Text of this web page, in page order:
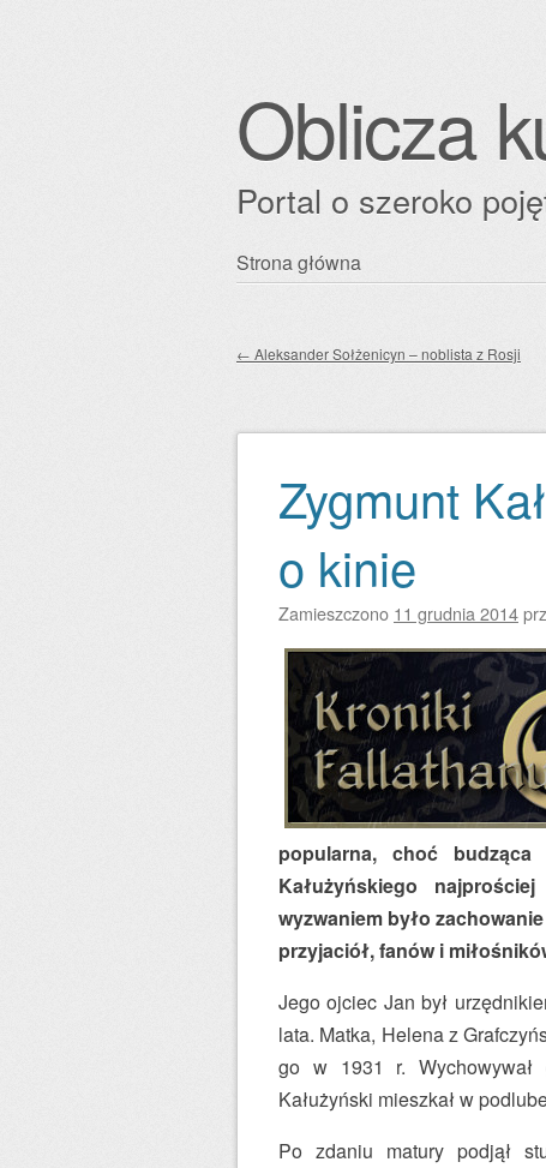
Oblicza
Portal o szeroko
Przejdź
Strona główna
← Aleksander Sołżenicyn – noblista z Rosji
Zygmunt
o kinie
Zamieszczono 11 grudnia 2014
popularna, choć budząca
Kałużyńskiego
wyzwaniem było
przyjaciół, fanów i
Jego ojciec Jan był
lata. Matka, Helena z
go w 1931 r. Wychowywał
Kałużyński mieszkał w
Po zdaniu matury podjął